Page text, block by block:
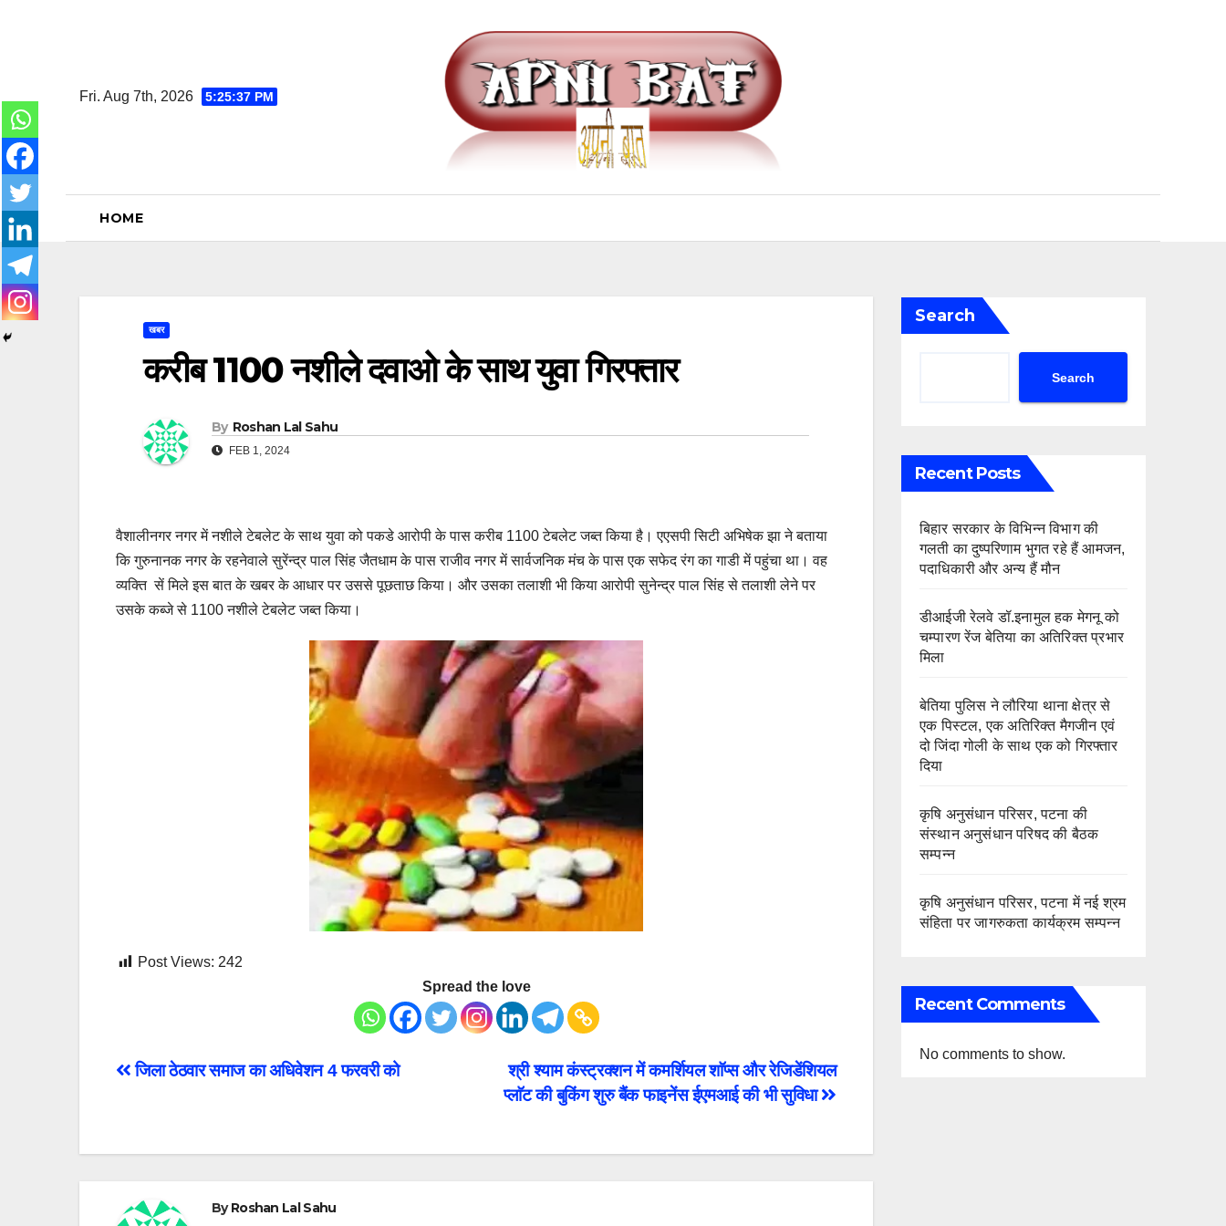
Fri. Aug 7th, 2026
5:25:38 PM
HOME
खबर
करीब 1100 नशीले दवाओ के साथ युवा गिरफ्तार
By Roshan Lal Sahu
FEB 1, 2024
वैशालीनगर नगर में नशीले टेबलेट के साथ युवा को पकडे आरोपी के पास करीब 1100 टेबलेट जब्त किया है। एएसपी सिटी अभिषेक झा ने बताया
कि गुरुनानक नगर के रहनेवाले सुरेंन्द्र पाल सिंह जैतधाम के पास राजीव नगर में सार्वजनिक मंच के पास एक सफेद रंग का गाडी में पहुंचा था। वह
व्यक्ति सें मिले इस बात के खबर के आधार पर उससे पूछताछ किया। और उसका तलाशी भी किया आरोपी सुनेन्द्र पाल सिंह से तलाशी लेने पर
उसके कब्जे से 1100 नशीले टेबलेट जब्त किया।
Post Views: 242
Spread the love
Post
श्री श्याम कंस्ट्रक्शन में कमर्शियल शाॅप्स और रेजिडेंशियल
प्लाॅट की बुकिंग शुरु बैंक फाइनेंस ईएमआई की भी सुविधा
जिला ठेठवार समाज का अधिवेशन 4 फरवरी को
ByRoshan Lal Sahu
Search
Search
Recent Posts
बिहार सरकार के विभिन्न विभाग की
गलती का दुष्परिणाम भुगत रहे हैं आमजन,
पदाधिकारी और अन्य हैं मौन
डीआईजी रेलवे डॉ.इनामुल हक मेगनू को
चम्पारण रेंज बेतिया का अतिरिक्त प्रभार
मिला
बेतिया पुलिस ने लौरिया थाना क्षेत्र से
एक पिस्टल, एक अतिरिक्त मैगजीन एवं
दो जिंदा गोली के साथ एक को गिरफ्तार
दिया
कृषि अनुसंधान परिसर, पटना की
संस्थान अनुसंधान परिषद की बैठक
सम्पन्न
कृषि अनुसंधान परिसर, पटना में नई श्रम
संहिता पर जागरुकता कार्यक्रम सम्पन्न
Recent Comments
No comments to show.